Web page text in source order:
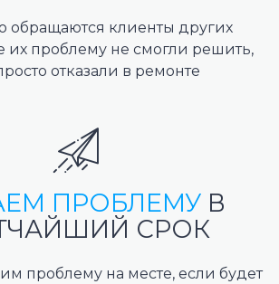
обращаются клиенты других
их проблему не смогли решить,
отказали в ремонте
ПРОБЛЕМУ В
СРОК
проблему на месте, если будет